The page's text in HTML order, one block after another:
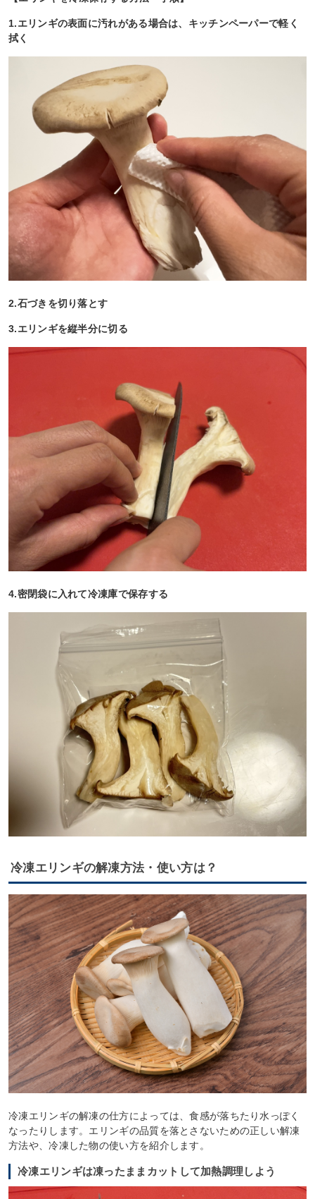
1.エリンギの表面に汚れがある場合は、キッチンペーパーで軽く
拭く
2.石づきを切り落とす
3.エリンギを縦半分に切る
4.密閉袋に入れて冷凍庫で保存する
冷凍エリンギの解凍方法・使い方は？
冷凍エリンギの解凍の仕方によっては、食感が落ちたり水っぽく
なったりします。エリンギの品質を落とさないための正しい解凍
方法や、冷凍した物の使い方を紹介します。
冷凍エリンギは凍ったままカットして加熱調理しよう